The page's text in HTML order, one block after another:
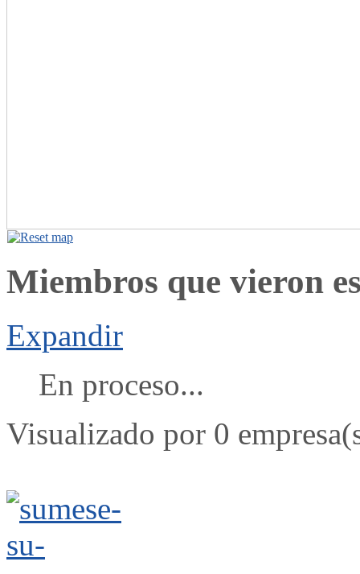
Miembros que vieron
Expandir
En proceso...
Visualizado por 0